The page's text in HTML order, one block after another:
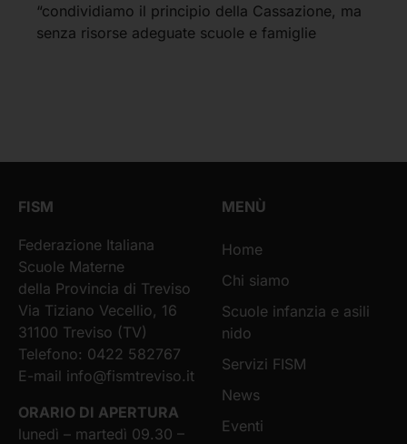
“condividiamo il principio della Cassazione, ma
senza risorse adeguate scuole e famiglie
FISM
Federazione Italiana
Scuole Materne
della Provincia di Treviso
Via Tiziano Vecellio, 16
31100 Treviso (TV)
Telefono: 0422 582767
E-mail info@fismtreviso.it
ORARIO DI APERTURA
lunedì – martedì 09.30 –
MENÙ
Home
Chi siamo
Scuole infanzia e asili
nido
Servizi FISM
News
Eventi